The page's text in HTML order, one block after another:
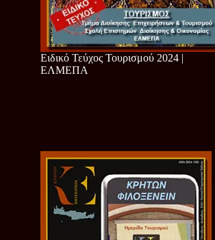
Ειδικό Τεύχος Τουρισμού 2024 |
ΕΛΜΕΠΑ